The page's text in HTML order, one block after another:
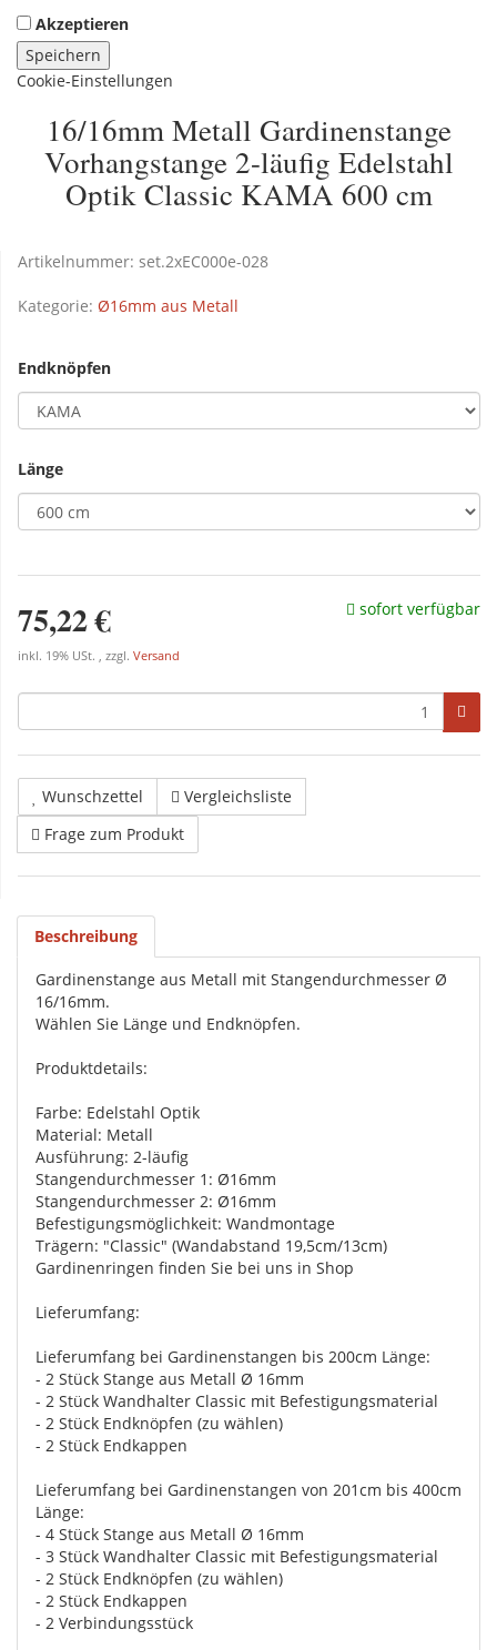
Akzeptieren
Speichern
Cookie-Einstellungen
16/16mm Metall Gardinenstange
Vorhangstange 2-läufig Edelstahl
Optik Classic KAMA 600 cm
Artikelnummer: set.2xEC000e-028
Kategorie: Ø16mm aus Metall
Endknöpfen
Länge
75,22 €
inkl. 19% USt. , zzgl. Versand
sofort verfügbar
Wunschzettel
Vergleichsliste
Frage zum Produkt
Beschreibung
Gardinenstange aus Metall mit Stangendurchmesser Ø
16/16mm.
Wählen Sie Länge und Endknöpfen.
Produktdetails:
Farbe: Edelstahl Optik
Material: Metall
Ausführung: 2-läufig
Stangendurchmesser 1: Ø16mm
Stangendurchmesser 2: Ø16mm
Befestigungsmöglichkeit: Wandmontage
Trägern: "Classic" (Wandabstand 19,5cm/13cm)
Gardinenringen finden Sie bei uns in Shop
Lieferumfang:
Lieferumfang bei Gardinenstangen bis 200cm Länge:
- 2 Stück Stange aus Metall Ø 16mm
- 2 Stück Wandhalter Classic mit Befestigungsmaterial
- 2 Stück Endknöpfen (zu wählen)
- 2 Stück Endkappen
Lieferumfang bei Gardinenstangen von 201cm bis 400cm
Länge:
- 4 Stück Stange aus Metall Ø 16mm
- 3 Stück Wandhalter Classic mit Befestigungsmaterial
- 2 Stück Endknöpfen (zu wählen)
- 2 Stück Endkappen
- 2 Verbindungsstück